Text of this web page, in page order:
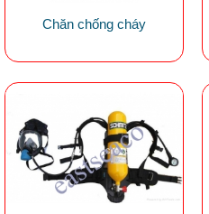
Chăn chống cháy